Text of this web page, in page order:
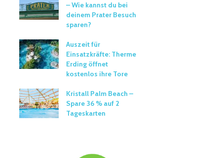
– Wie kannst du bei
deinem Prater Besuch
sparen?
Auszeit für
Einsatzkräfte: Therme
Erding öffnet
kostenlos ihre Tore
Kristall Palm Beach –
Spare 36 % auf 2
Tageskarten